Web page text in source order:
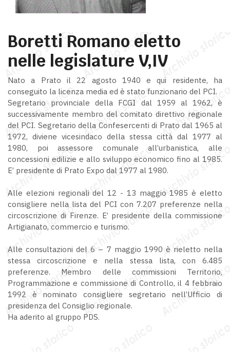
Boretti Romano eletto
nelle legislature V,IV
Nato a Prato il 22 agosto 1940 e qui residente, ha
conseguito la licenza media ed è stato funzionario del PCI.
Segretario provinciale della FCGI dal 1959 al 1962, è
successivamente membro del comitato direttivo regionale
del PCI. Segretario della Confesercenti di Prato dal 1965 al
1972, diviene vicesindaco della stessa città dal 1977 al
1980, poi assessore comunale all’urbanistica, alle
concessioni edilizie e allo sviluppo economico fino al 1985.
E’ presidente di Prato Expo dal 1977 al 1980.
Alle elezioni regionali del 12 - 13 maggio 1985 è eletto
consigliere nella lista del PCI con 7.207 preferenze nella
circoscrizione di Firenze. E’ presidente della commissione
Artigianato, commercio e turismo.
Alle consultazioni del 6 – 7 maggio 1990 è rieletto nella
stessa circoscrizione e nella stessa lista, con 6.485
preferenze. Membro delle commissioni Territorio,
Programmazione e commissione di Controllo, il 4 febbraio
1992 è nominato consigliere segretario nell’Ufficio di
presidenza del Consiglio regionale.
Ha aderito al gruppo PDS.